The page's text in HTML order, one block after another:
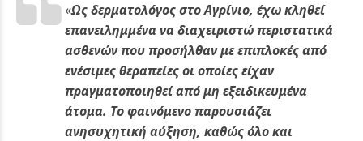
«Ως δερματολόγος στο Αγρίνιο, έχω κληθεί
επανειλημμένα να διαχειριστώ περιστατικά
ασθενών που προσήλθαν με επιπλοκές από
ενέσιμες θεραπείες οι οποίες είχαν
πραγματοποιηθεί από μη εξειδικευμένα
άτομα. Το φαινόμενο παρουσιάζει
ανησυχητική αύξηση, καθώς όλο και